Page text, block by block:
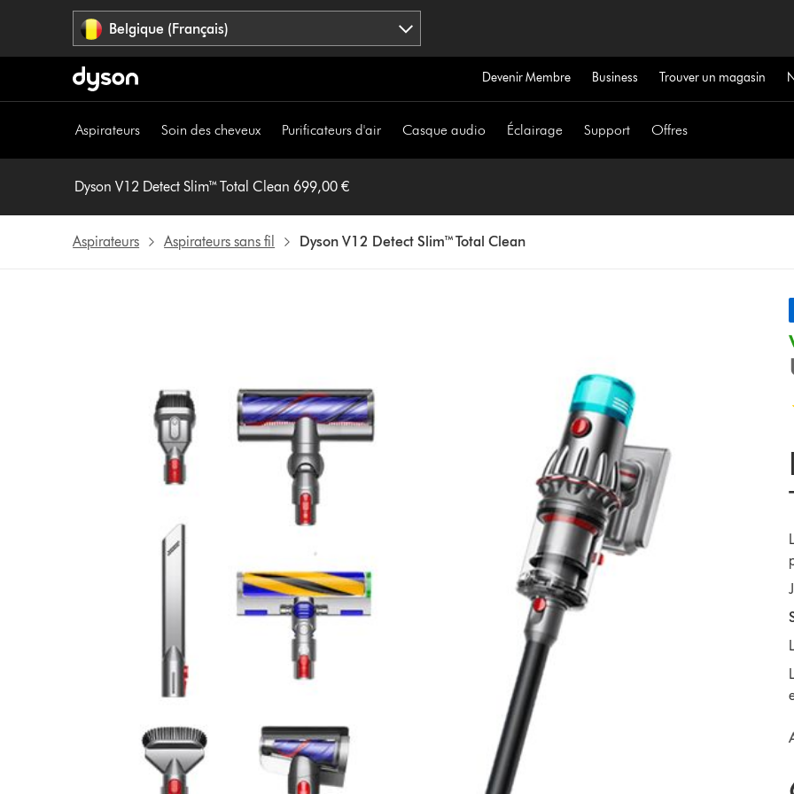
Belgique (Français)
Devenir Membre Business Trouver un magasin
Aspirateurs Soin des cheveux Purificateurs d'air Casque audio Éclairage Support Offres
Dyson V12 Detect Slim™ Total Clean 699,00 €
Aspirateurs Aspirateurs sans fil Dyson V12 Detect Slim™ Total Clean